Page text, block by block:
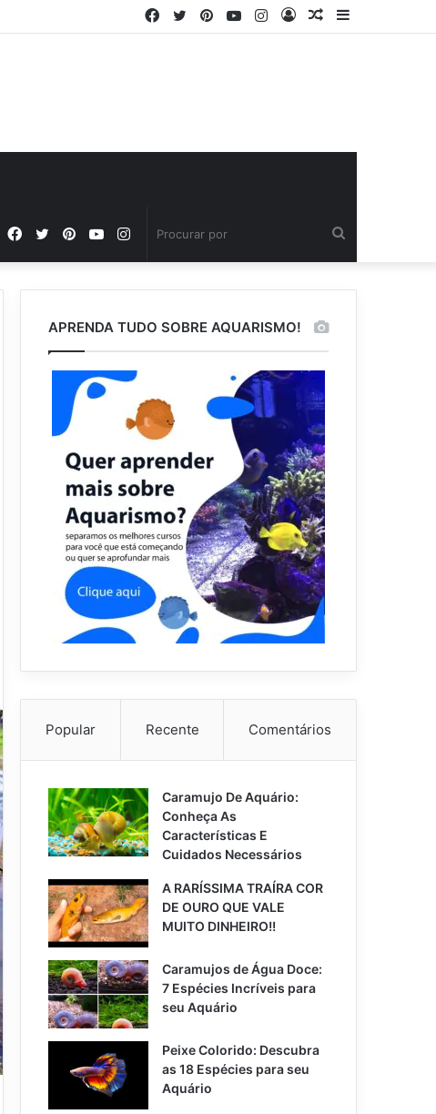
Barra
Artigo
Entrar
Instagram
YouTube
Pinterest
Twitter
Facebook
por
Instagram
YouTube
Pinterest
Twitter
Facebook
APRENDA TUDO SOBRE AQUARISMO!
Popular Recente Comentários
Caramujo De Aquário:
Conheça As
Características E
Cuidados Necessários
A RARÍSSIMA TRAÍRA COR
DE OURO QUE VALE
MUITO DINHEIRO!!
Caramujos de Água Doce:
7 Espécies Incríveis para
seu Aquário
Peixe Colorido: Descubra
as 18 Espécies para seu
Aquário